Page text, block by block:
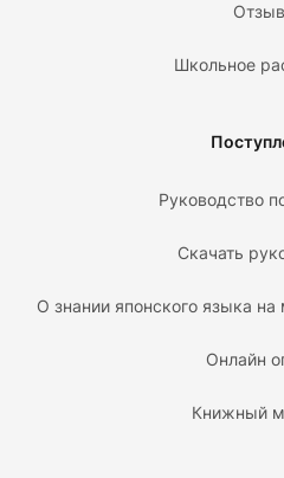
Школьное
Руководство
Скачать
О знании японского языка
Онлайн
Книжный